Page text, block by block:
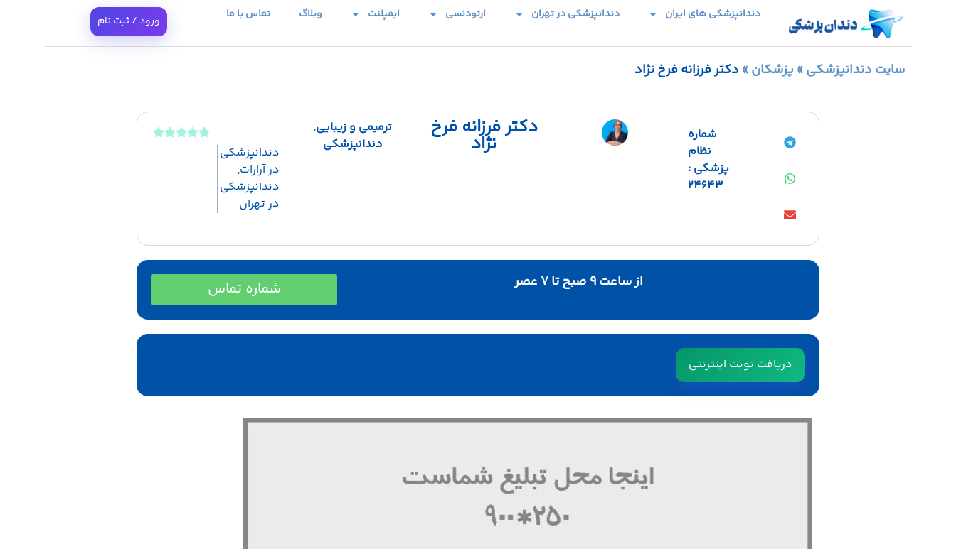
دندانپزشکی های ایران دندانپزشکی در تهران ارتودنسی ایمپلنت وبلاگ تماس با ما ورود / ثبت نام
سایت دندانپزشکی» پزشکان» دکتر فرزانه فرخ نژاد
شماره
نظام
پزشکی :
24643
دکتر فرزانه فرخ
نژاد
ترمیمی و زیبایی,
دندانپزشکی
دندانپزشکی
در آرارات,
دندانپزشکی
در تهران
از ساعت 9 صبح تا 7 عصر شماره تماس
دریافت نوبت اینترنتی